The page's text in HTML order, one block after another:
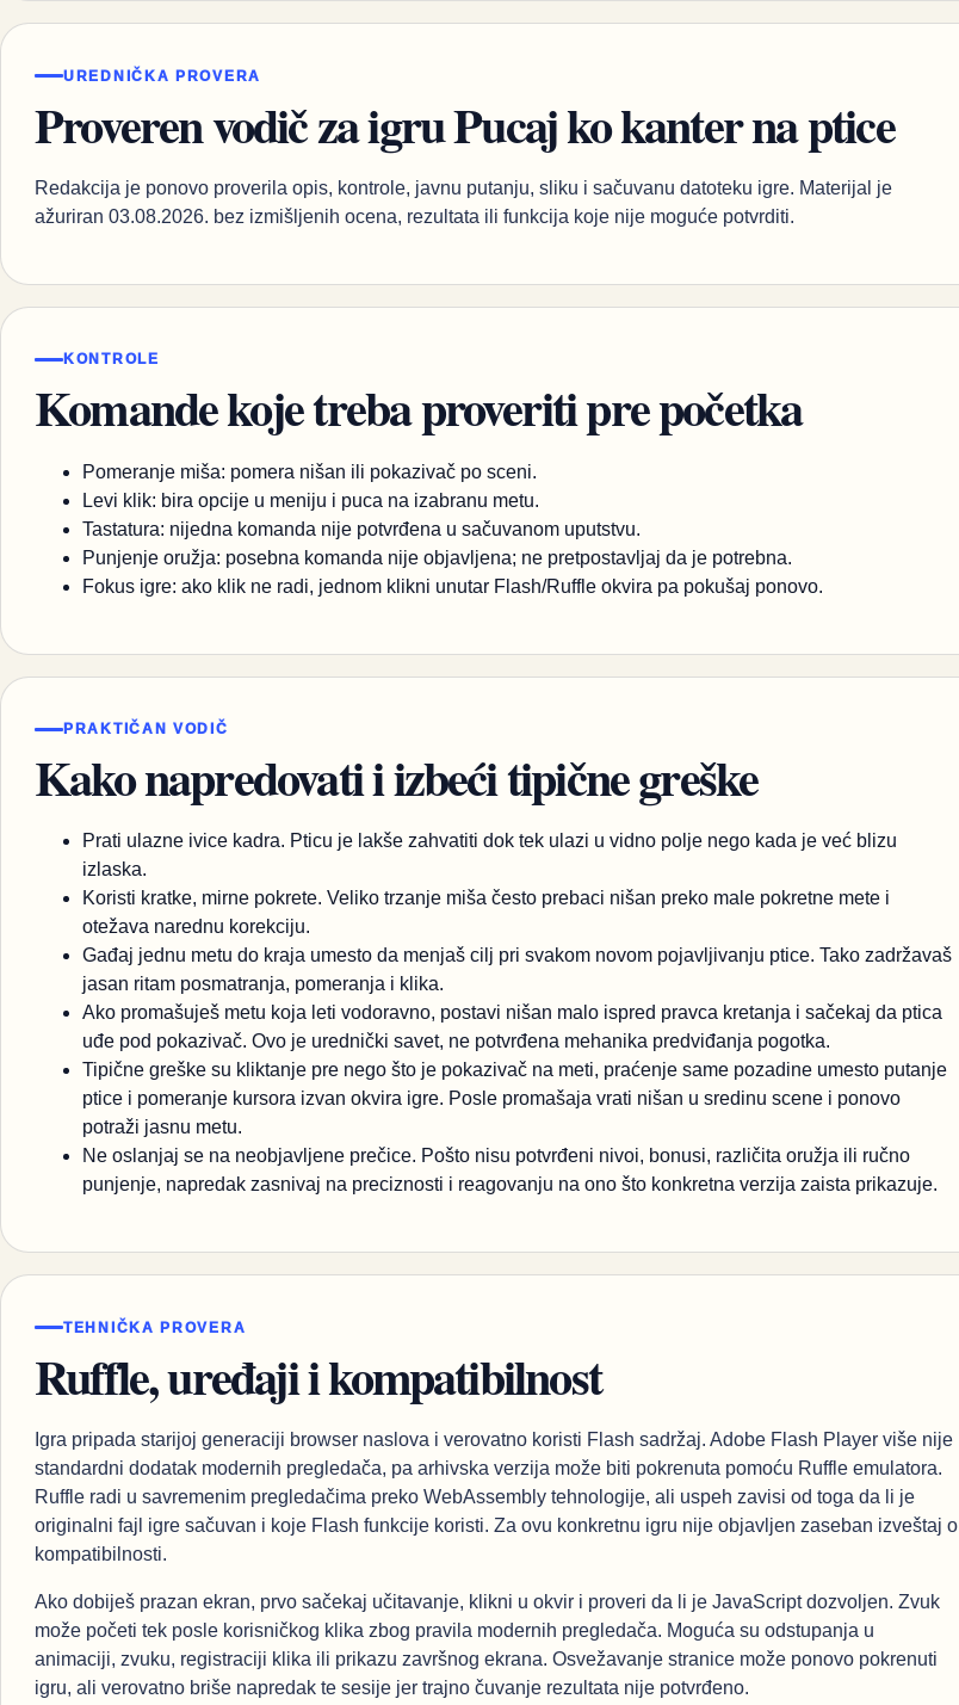
UREDNIČKA PROVERA
Proveren vodič za igru Pucaj ko kanter na ptice
Redakcija je ponovo proverila opis, kontrole, javnu putanju, sliku i sačuvanu datoteku igre. Materijal je
ažuriran 03.08.2026. bez izmišljenih ocena, rezultata ili funkcija koje nije moguće potvrditi.
KONTROLE
Komande koje treba proveriti pre početka
Pomeranje miša: pomera nišan ili pokazivač po sceni.
Levi klik: bira opcije u meniju i puca na izabranu metu.
Tastatura: nijedna komanda nije potvrđena u sačuvanom uputstvu.
Punjenje oružja: posebna komanda nije objavljena; ne pretpostavljaj da je potrebna.
Fokus igre: ako klik ne radi, jednom klikni unutar Flash/Ruffle okvira pa pokušaj ponovo.
PRAKTIČAN VODIČ
Kako napredovati i izbeći tipične greške
Prati ulazne ivice kadra. Pticu je lakše zahvatiti dok tek ulazi u vidno polje nego kada je već blizu
izlaska.
Koristi kratke, mirne pokrete. Veliko trzanje miša često prebaci nišan preko male pokretne mete i
otežava narednu korekciju.
Gađaj jednu metu do kraja umesto da menjaš cilj pri svakom novom pojavljivanju ptice. Tako zadržavaš
jasan ritam posmatranja, pomeranja i klika.
Ako promašuješ metu koja leti vodoravno, postavi nišan malo ispred pravca kretanja i sačekaj da ptica
uđe pod pokazivač. Ovo je urednički savet, ne potvrđena mehanika predviđanja pogotka.
Tipične greške su kliktanje pre nego što je pokazivač na meti, praćenje same pozadine umesto putanje
ptice i pomeranje kursora izvan okvira igre. Posle promašaja vrati nišan u sredinu scene i ponovo
potraži jasnu metu.
Ne oslanjaj se na neobjavljene prečice. Pošto nisu potvrđeni nivoi, bonusi, različita oružja ili ručno
punjenje, napredak zasnivaj na preciznosti i reagovanju na ono što konkretna verzija zaista prikazuje.
TEHNIČKA PROVERA
Ruffle, uređaji i kompatibilnost
Igra pripada starijoj generaciji browser naslova i verovatno koristi Flash sadržaj. Adobe Flash Player više nije
standardni dodatak modernih pregledača, pa arhivska verzija može biti pokrenuta pomoću Ruffle emulatora.
Ruffle radi u savremenim pregledačima preko WebAssembly tehnologije, ali uspeh zavisi od toga da li je
originalni fajl igre sačuvan i koje Flash funkcije koristi. Za ovu konkretnu igru nije objavljen zaseban izveštaj o
kompatibilnosti.
Ako dobiješ prazan ekran, prvo sačekaj učitavanje, klikni u okvir i proveri da li je JavaScript dozvoljen. Zvuk
može početi tek posle korisničkog klika zbog pravila modernih pregledača. Moguća su odstupanja u
animaciji, zvuku, registraciji klika ili prikazu završnog ekrana. Osvežavanje stranice može ponovo pokrenuti
igru, ali verovatno briše napredak te sesije jer trajno čuvanje rezultata nije potvrđeno.